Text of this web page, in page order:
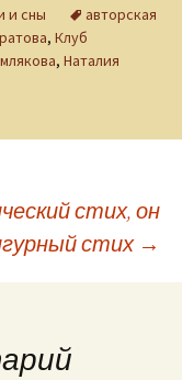
и сны
авторская
, Клуб
, Наталия
стих, он
стих →